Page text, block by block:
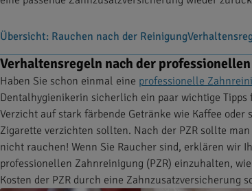
Übersicht: Rauchen nach der Reinigung
Verhaltensregeln nach der
Haben Sie schon einmal eine professionelle
Dentalhygienikerin sicherlich ein paar wichtige
Verzicht auf stark färbende Getränke wie Kaffee
Zigarette verzichten sollten. Nach der PZR sollte
nicht rauchen! Wenn Sie Raucher sind, erklären wir
professionellen Zahnreinigung (PZR) einzuhalten,
Kosten der PZR durch eine Zahnzusatzversicherung